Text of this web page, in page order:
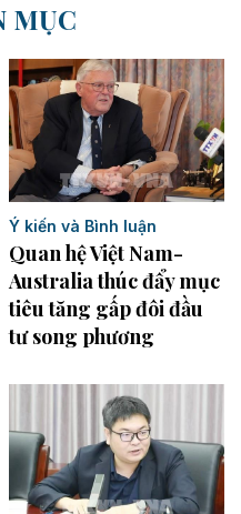
MỤC
Ý kiến và Bình luận
Quan hệ Việt Nam-
Australia thúc đẩy mục
tiêu tăng gấp đôi đầu
tư song phương